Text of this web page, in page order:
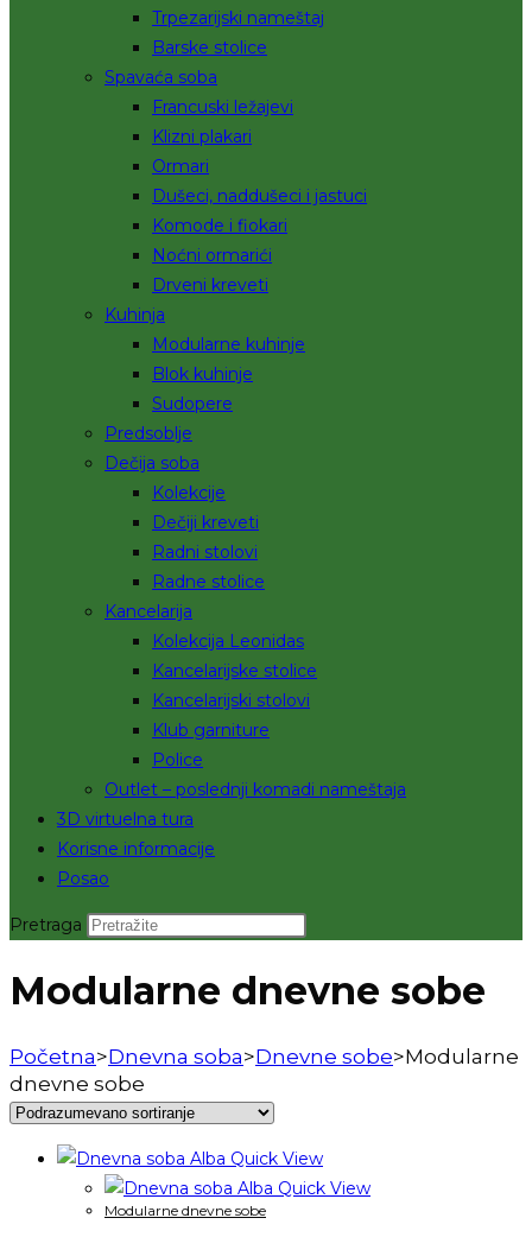
Trpezarijski nameštaj
Barske stolice
Spavaća soba
Francuski ležajevi
Klizni plakari
Ormari
Dušeci, naddušeci i jastuci
Komode i fiokari
Noćni ormarići
Drveni kreveti
Kuhinja
Modularne kuhinje
Blok kuhinje
Sudopere
Predsoblje
Dečija soba
Kolekcije
Dečiji kreveti
Radni stolovi
Radne stolice
Kancelarija
Kolekcija Leonidas
Kancelarijske stolice
Kancelarijski stolovi
Klub garniture
Police
Outlet – poslednji komadi nameštaja
3D virtuelna tura
Korisne informacije
Posao
Pretraga
Modularne dnevne sobe
Početna>Dnevna soba>Dnevne sobe>Modularne
dnevne sobe
Quick View
Quick View
Modularne dnevne sobe